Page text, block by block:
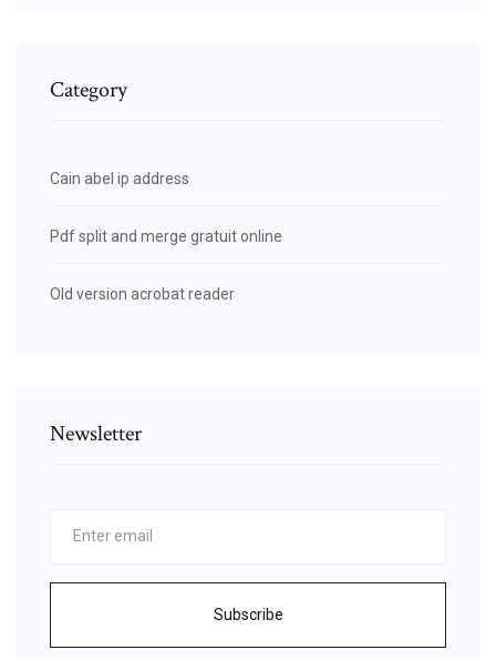
Category
Cain abel ip address
Pdf split and merge gratuit online
Old version acrobat reader
Newsletter
Subscribe